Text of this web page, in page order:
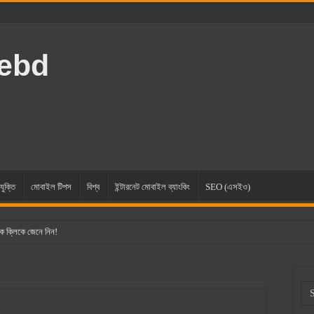
মোবাইল টিপস বিশ্ব ইন্টারনেট মোবাইল ব্যাংকিং SEO (এসইও)
ক্লিকে জেনে নিন!